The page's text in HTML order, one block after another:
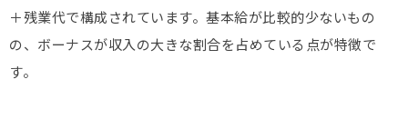
＋残業代で構成されています。基本給が比較的少ないもの
の、ボーナスが収入の大きな割合を占めている点が特徴で
す。